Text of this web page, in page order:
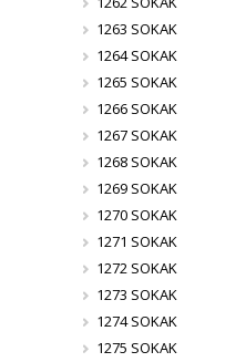
1263 SOKAK
1264 SOKAK
1265 SOKAK
1266 SOKAK
1267 SOKAK
1268 SOKAK
1269 SOKAK
1270 SOKAK
1271 SOKAK
1272 SOKAK
1273 SOKAK
1274 SOKAK
1275 SOKAK